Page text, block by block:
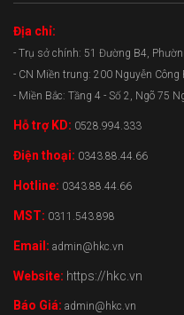
Địa chỉ:
- Trụ sở chính: 51 Đường B4,
- CN Miền trung: 200 Nguyễn Công
- Miền Bắc: Tầng 4 - Số 2, Ngõ 75
Hỗ trợ KD: 0528.994.333
Điện thoại: 0343.88.44.66
Hotline: 0343.88.44.66
MST: 0311.543.898
Email: admin@hkc.vn
Website: https://hkc.vn
Báo Giá: admin@hkc.vn